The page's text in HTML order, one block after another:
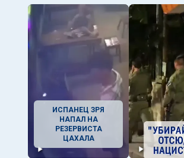
ИСПАНЕЦ ЗРЯ
НАПАЛ НА
РЕЗЕРВИСТА
ЦАХАЛА